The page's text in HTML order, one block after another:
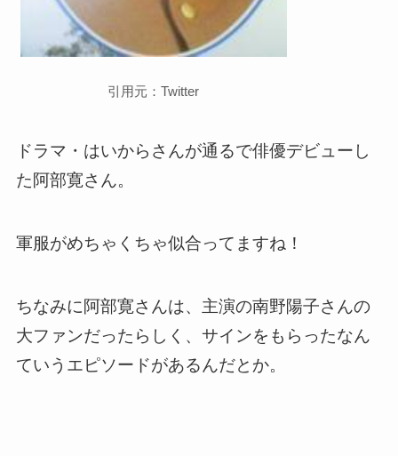
引用元：Twitter
ドラマ・はいからさんが通るで俳優デビューし
た阿部寛さん。
軍服がめちゃくちゃ似合ってますね！
ちなみに阿部寛さんは、主演の南野陽子さんの
大ファンだったらしく、サインをもらったなん
ていうエピソードがあるんだとか。